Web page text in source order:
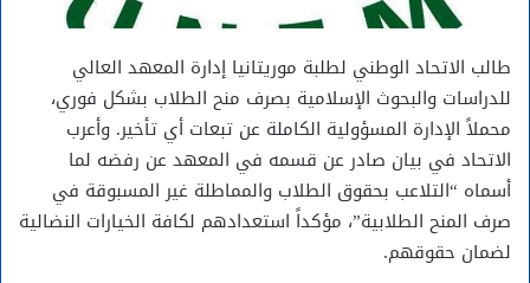
طالب الاتحاد الوطني لطلبة موريتانيا إدارة المعهد العالي
للدراسات والبحوث الإسلامية بصرف منح الطلاب بشكل فوري،
محملاً الإدارة المسؤولية الكاملة عن تبعات أي تأخير. وأعرب
الاتحاد في بيان صادر عن قسمه في المعهد عن رفضه لما
أسماه “التلاعب بحقوق الطلاب والمماطلة غير المسبوقة في
صرف المنح الطلابية”، مؤكداً استعدادهم لكافة الخيارات النضالية
لضمان حقوقهم.